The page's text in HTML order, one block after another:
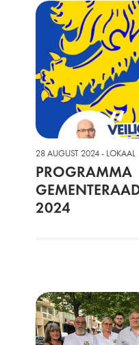
28 AUGUST 2024 - LOKAAL
PROGRAMMA
2024